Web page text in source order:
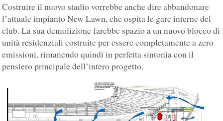
Costruire il nuovo stadio vorrebbe anche dire abbandonare
l’attuale impianto New Lawn, che ospita le gare interne del
club. La sua demolizione farebbe spazio a un nuovo blocco di
unità residenziali costruite per essere completamente a zero
emissioni, rimanendo quindi in perfetta sintonia con il
pensiero principale dell’intero progetto.